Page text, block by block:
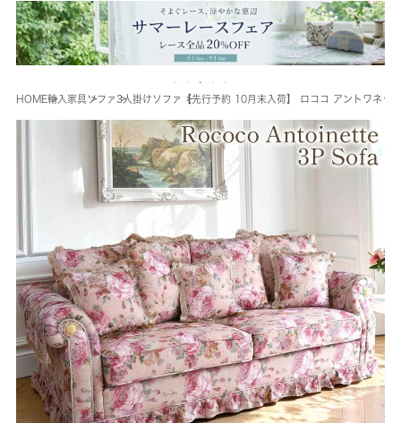
HOME輸入家具 ソファ 3人掛けソファ 【先行予約 10月末入荷】 ロココ アントワネ